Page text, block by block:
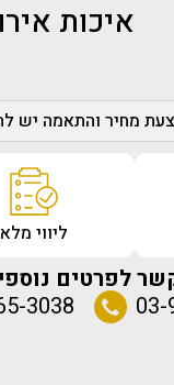
איכות
מחיר והתאמה יש
ליווי מלא
לפרטים
03-
3038